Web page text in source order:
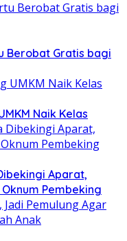
Berobat Gratis bagi
Naik Kelas
Aparat,
Pembeking